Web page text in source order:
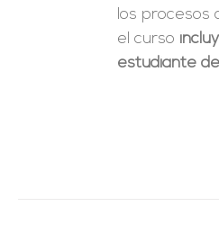
los procesos
el curso
estudiante